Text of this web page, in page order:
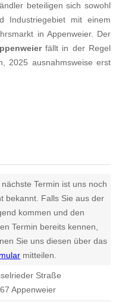
beteiligen sich sowohl
mit einem
in Appenweier. Der
fällt in der Regel
2025 ausnahmsweise erst
nächste Termin ist uns noch
bekannt. Falls Sie aus der
kommen und den
Termin bereits kennen,
Sie uns diesen über das
mitteilen.
Straße
Appenweier